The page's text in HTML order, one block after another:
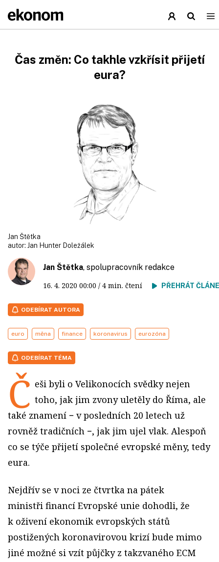
Čas změn: Co takhle vzkřísit přijetí
eura?
Jan Štětka
autor: Jan Hunter Doležálek
Jan Štětka, spolupracovník redakce
16. 4. 2020 00:00 / 4 min. čtení PŘEHRÁT
ODEBÍRAT AUTORA
euro měna finance koronavirus eurozóna
ODEBÍRAT TÉMA
Č eši byli o Velikonocích svědky nejen
toho, jak jim zvony uletěly do Říma, ale
také znamení − v posledních 20 letech už
rovněž tradičních −, jak jim ujel vlak. Alespoň
co se týče přijetí společné evropské měny, tedy
eura.
Nejdřív se v noci ze čtvrtka na pátek
ministři financí Evropské unie dohodli, že
k oživení ekonomik evropských států
postižených koronavirovou krizí bude mimo
jiné možné si vzít půjčky z takzvaného ECM